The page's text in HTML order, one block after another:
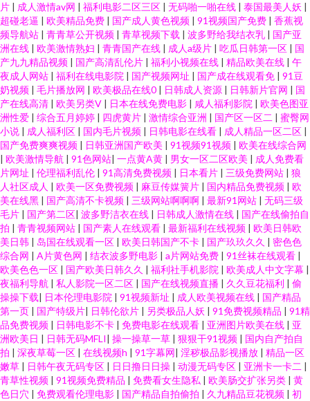
片 | 成人激情av网 | 福利电影二区三区 | 无码啪一啪在线 | 泰国最美人妖 |
超碰老逼 | 欧美精品免费 | 国产成人黄色视频 | 91视频国产免费 | 香蕉视
频导航站 | 青青草公开视频 | 青草视频下载 | 波多野给我结衣乳 | 国产亚
洲在线 | 欧美激情熟妇 | 青青国产在线 | 成人a级片 | 吃瓜日韩第一区 | 国
产九九精品视频 | 国产高清乱伦片 | 福利小视频在线 | 精品欧美在线 | 午
夜成人网站 | 福利在线电影院 | 国产视频网址 | 国产成在线观看免 | 91豆
奶视频 | 毛片播放网 | 欧美极品在线0 | 日韩成人资源 | 日韩新片官网 | 国
产在线高清 | 欧美另类V | 日本在线免费电影 | 咸人福利影院 | 欧美色图亚
洲性爱 | 综合五月婷婷 | 四虎黄片 | 激情综合亚洲 | 国产区一区二 | 蜜臀网
小说 | 成人福利区 | 国内毛片视频 | 日韩电影在线看 | 成人精品一区二区 |
国产免费爽爽视频 | 日韩亚洲国产欧美 | 91视频91视频 | 欧美在线综合网
| 欧美激情导航 | 91色网站| 一点黄A黄 | 男女一区二区欧美 | 成人免费看
片网址 | 伦理福利乱伦 | 91高清免费视频 | 日本看片 | 三级免费网站 | 狼
人社区成人 | 欧美一区免费视频 | 麻豆传媒簧片 | 国内精品免费视频 | 欧
美在线黑 | 国产高清不卡视频 | 三级网站啊啊啊 | 最新91网站 | 无码三级
毛片 | 国产第二区| 波多野洁衣在线 | 日韩成人激情在线 | 国产在线偷拍自
拍 | 青青视频网站 | 国产素人在线观看 | 最新福利在线视频 | 欧美日韩欧
美日韩 | 岛国在线观看一区 | 欧美日韩国产不卡 | 国产玖玖久久 | 密色色
综合网 | A片黄色网 | 结衣波多野电影 | a片网站免费 | 91丝袜在线观看 |
欧美色色一区 | 国产欧美日韩久久 | 福利社手机影院 | 欧美成人中文字幕 |
夜福利导航 | 私人影院一区二区 | 国产在线视频直播 | 久久豆花福利 | 偷
操操下载| 日本伦理电影院 | 91视频新址 | 成人欧美视频在线 | 国产精品
第一页 | 国产特级片| 日韩伦欲片 | 另类极品人妖 | 91免费视频精品 | 91精
品免费视频 | 日韩电影不卡 | 免费电影在线观看 | 亚洲图片欧美在线 | 亚
洲欧美日 | 日韩无码MFLI| 操一操草一草 | 狠狠干91视频 | 国内自产拍自
拍 | 深夜草莓一区 | 在线视频h | 91字幕网| 淫秽极品影视播放 | 精品一区
嫩草 | 日韩午夜无码专区 | 日日撸日日操 | 动漫无码专区 | 亚洲卡一卡二 |
青草性视频 | 91视频免费精品 | 免费看女生隐私 | 欧美肠交扩张另类 | 黄
色日穴 | 免费观看伦理电影 | 国产精品自拍偷拍 | 久九精品豆花视频 | 初